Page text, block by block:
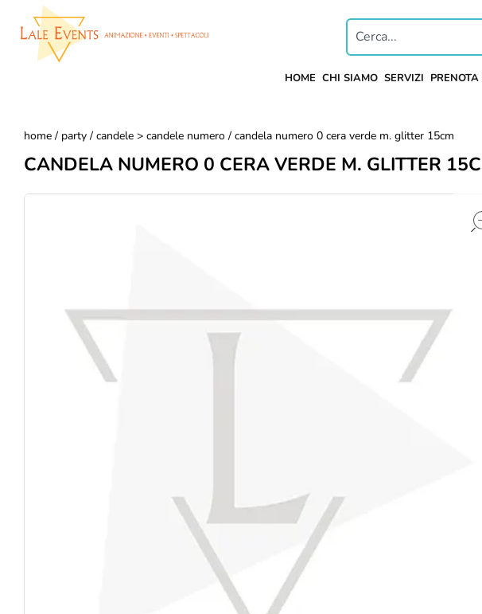
HOME CHI SIAMO SERVIZI
home / party / candele > candele numero / candela numero 0 cera verde m. glitter 15cm
CANDELA NUMERO 0 CERA VERDE M. GLITTER